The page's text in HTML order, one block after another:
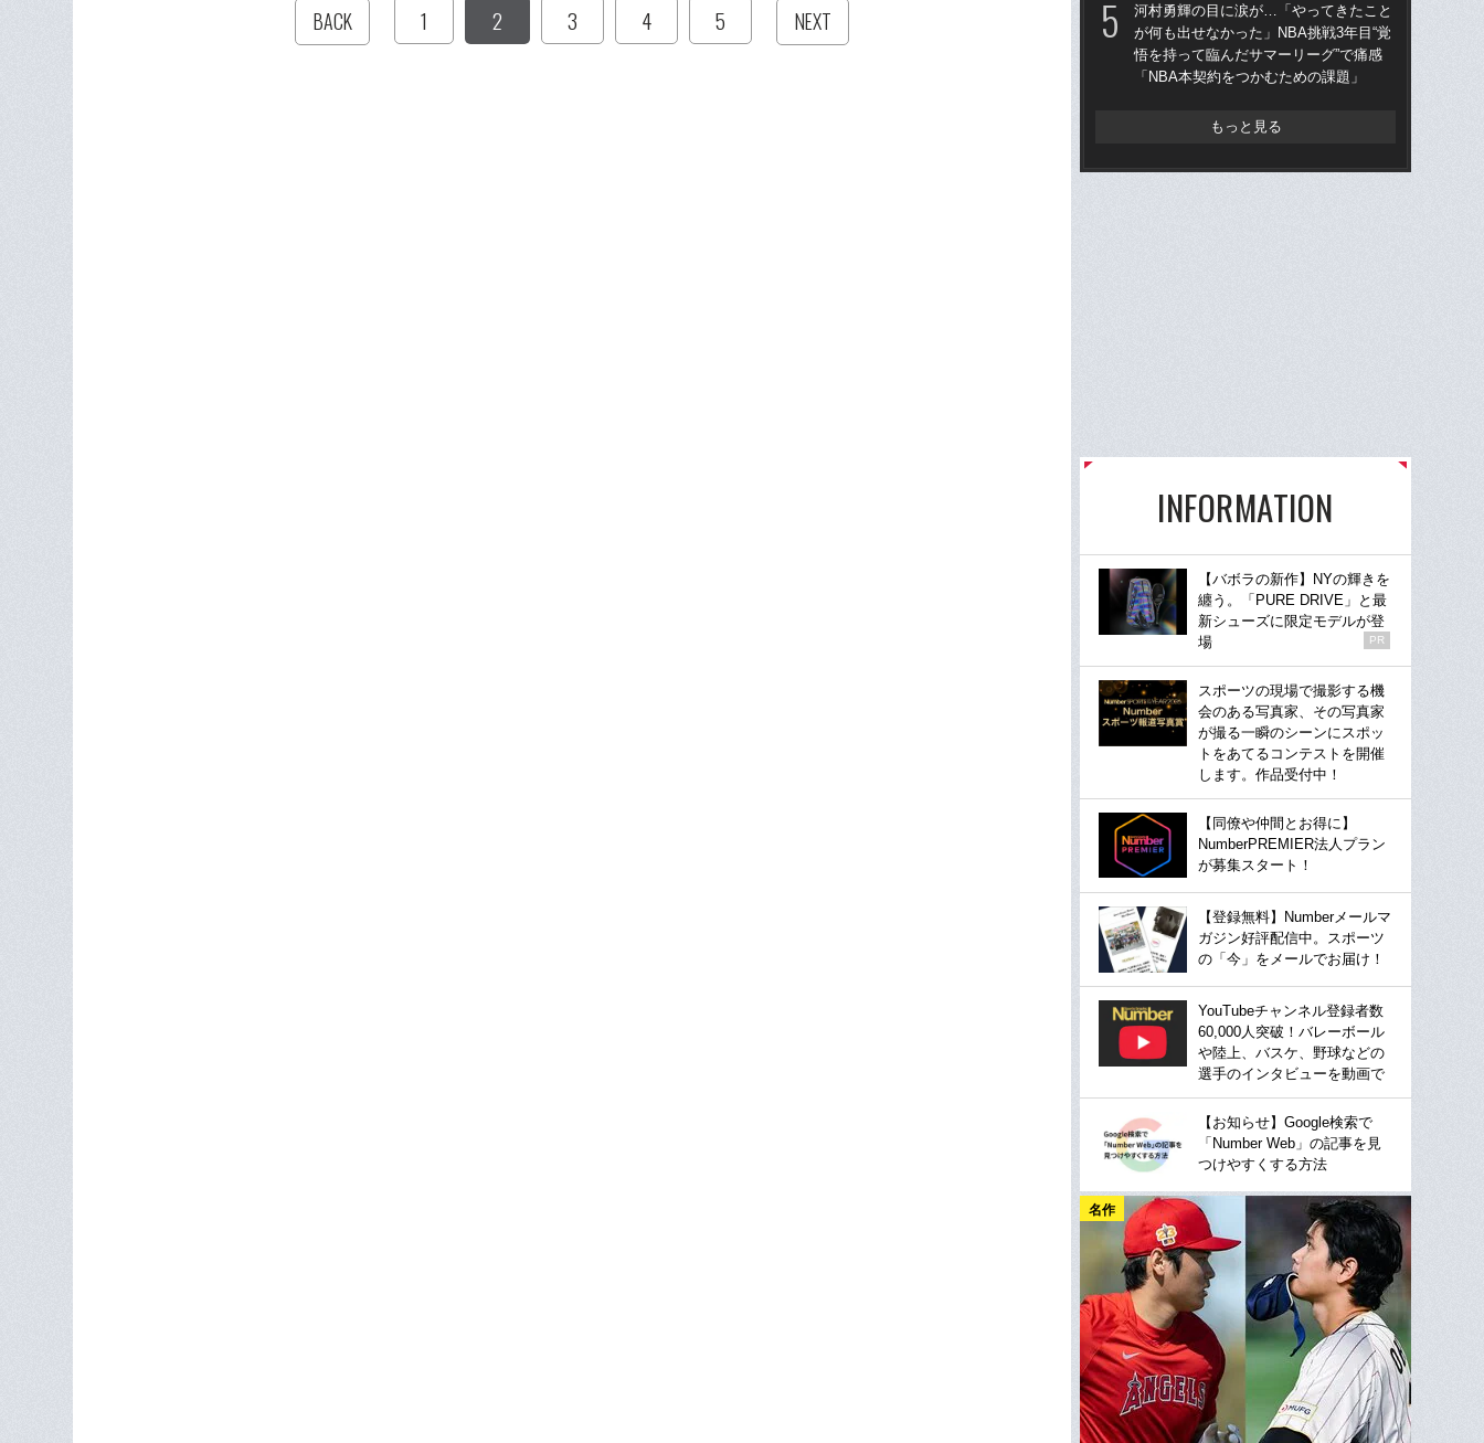
BACK 1 2 3 4 5 NEXT
河村勇輝の目に涙が…「やってきたこと
が何も出せなかった」NBA挑戦3年目“覚
悟を持って臨んだサマーリーグ”で痛感
「NBA本契約をつかむための課題」
もっと見る
INFORMATION
【バボラの新作】NYの輝きを
纏う。「PURE DRIVE」と最
新シューズに限定モデルが登
場
PR
スポーツの現場で撮影する機
会のある写真家、その写真家
が撮る一瞬のシーンにスポッ
トをあてるコンテストを開催
します。作品受付中！
【同僚や仲間とお得に】
NumberPREMIER法人プラン
が募集スタート！
【登録無料】Numberメールマ
ガジン好評配信中。スポーツ
の「今」をメールでお届け！
YouTubeチャンネル登録者数
60,000人突破！バレーボール
や陸上、バスケ、野球などの
選手のインタビューを動画で
【お知らせ】Google検索で
「Number Web」の記事を見
つけやすくする方法
名作